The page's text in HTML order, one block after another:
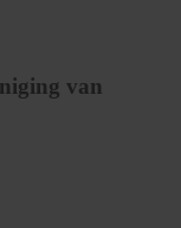
van